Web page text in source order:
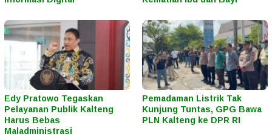
Edy Pratowo Tegaskan
Pelayanan Publik Kalteng
Harus Bebas
Maladministrasi
Pemadaman Listrik Tak
Kunjung Tuntas, GPG Bawa
PLN Kalteng ke DPR RI